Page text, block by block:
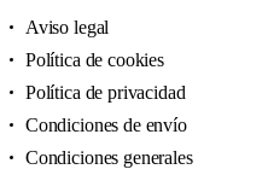
Aviso legal
Política de cookies
Política de privacidad
Condiciones de envío
Condiciones generales